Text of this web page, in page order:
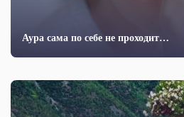
Аура сама по себе не проходит…